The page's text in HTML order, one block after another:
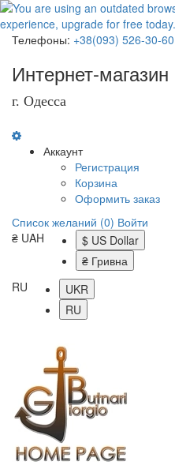
Телефоны: +38(093) 526-30-60
Интернет-
г. Одесса
Аккаунт
Регистрация
Корзина
Оформить заказ
Список желаний (0) Войти
₴ UAH
$ US Dollar
₴ Гривна
RU
UKR
RU